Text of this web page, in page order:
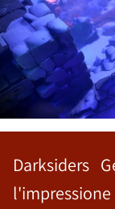
Darksiders